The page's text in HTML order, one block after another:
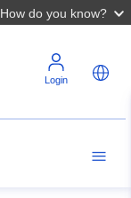
How do you know?
Login